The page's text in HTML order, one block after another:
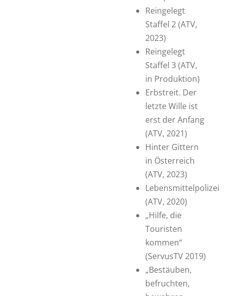
Reingelegt
Staffel 2 (ATV,
2023)
Reingelegt
Staffel 3 (ATV,
in Produktion)
Erbstreit. Der
letzte Wille ist
erst der Anfang
(ATV, 2021)
Hinter Gittern
in Österreich
(ATV, 2023)
Lebensmittelpolizei
(ATV, 2020)
„Hilfe, die
Touristen
kommen“
(ServusTV 2019)
„Bestäuben,
befruchten,